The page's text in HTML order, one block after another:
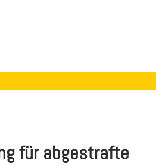
für abgestrafte